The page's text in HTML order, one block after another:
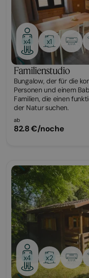
x4 x1
Familienstudio
Bungalow, der für die
Personen und einem
Familien, die einen
der Natur suchen.
ab
82.8 €/noche
Bungalow
x4 x2